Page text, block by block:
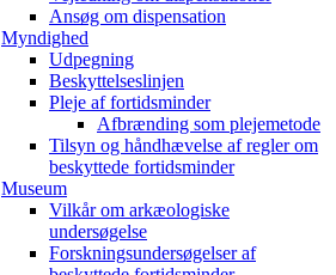
Ansøg om dispensation
Myndighed
Udpegning
Beskyttelseslinjen
Pleje af fortidsminder
Afbrænding som plejemetode
Tilsyn og håndhævelse af regler om
beskyttede fortidsminder
Museum
Vilkår om arkæologiske
undersøgelse
Forskningsundersøgelser af